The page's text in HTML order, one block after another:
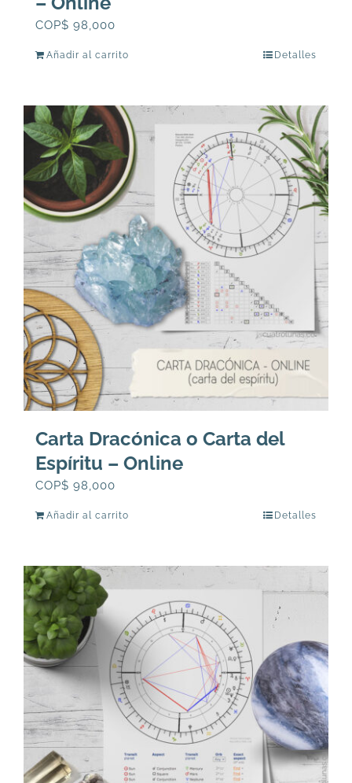
COP$ 98,000
Añadir al carrito Detalles
Carta Dracónica o Carta del
Espíritu – Online
COP$ 98,000
Añadir al carrito Detalles